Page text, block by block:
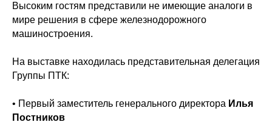
Высоким гостям представили не имеющие аналоги в
мире решения в сфере железнодорожного
машиностроения.
На выставке находилась представительная делегация
Группы ПТК:
• Первый заместитель генерального директора Илья
Постников